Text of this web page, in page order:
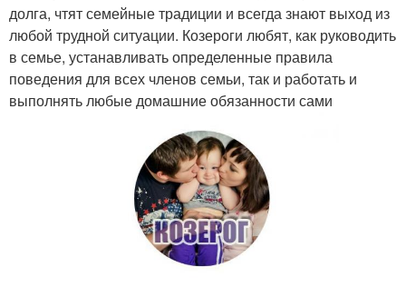
долга, чтят семейные традиции и всегда знают выход из
любой трудной ситуации. Козероги любят, как руководить
в семье, устанавливать определенные правила
поведения для всех членов семьи, так и работать и
выполнять любые домашние обязанности сами